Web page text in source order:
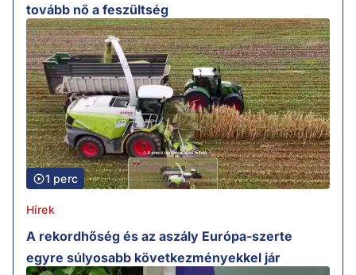
tovább nő a feszültség
1 perc
Hírek
A rekordhőség és az aszály Európa-szerte
egyre súlyosabb következményekkel jár